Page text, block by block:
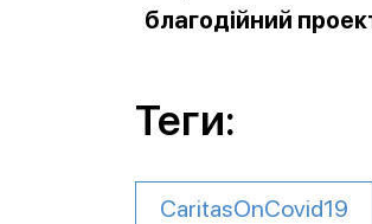
благодійний
Теги:
CaritasOnCovid19